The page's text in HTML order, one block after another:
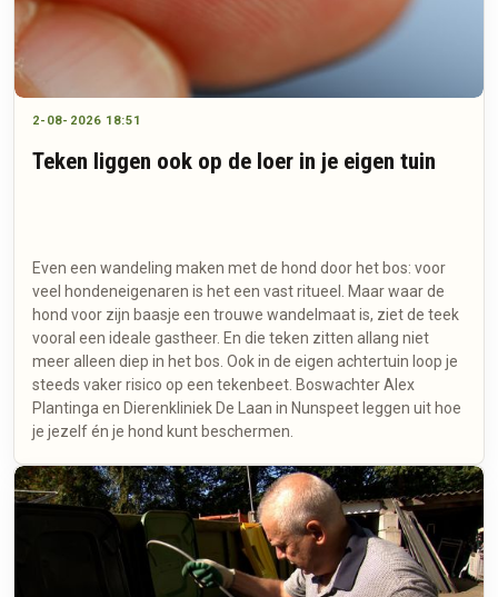
2-08-2026 18:51
Teken liggen ook op de loer in je eigen tuin
Even een wandeling maken met de hond door het bos: voor
veel hondeneigenaren is het een vast ritueel. Maar waar de
hond voor zijn baasje een trouwe wandelmaat is, ziet de teek
vooral een ideale gastheer. En die teken zitten allang niet
meer alleen diep in het bos. Ook in de eigen achtertuin loop je
steeds vaker risico op een tekenbeet. Boswachter Alex
Plantinga en Dierenkliniek De Laan in Nunspeet leggen uit hoe
je jezelf én je hond kunt beschermen.